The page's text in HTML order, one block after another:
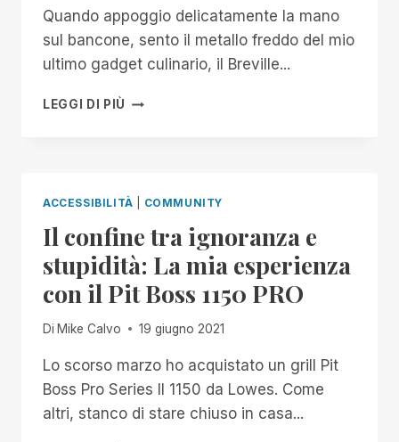
Quando appoggio delicatamente la mano
sul bancone, sento il metallo freddo del mio
ultimo gadget culinario, il Breville...
LEGGI DI PIÙ LA
LA
COTTURA
SOUS
VIDE:
IL
PUNTO
DI
VISTA
UN
CUOCO
CIECO
ACCESSIBILITÀ COMMUNITY
Il confine tra ignoranza e
stupidità: La mia esperienza
con il Pit Boss 1150 PRO
Di Mike Calvo 19 giugno 2021
Lo scorso marzo ho acquistato un grill Pit
Boss Pro Series II 1150 da Lowes. Come
altri, stanco di stare chiuso in casa...